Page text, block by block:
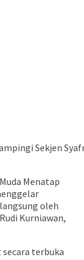
Sekjen
Menatap
oleh
Kurniawan,
terbuka